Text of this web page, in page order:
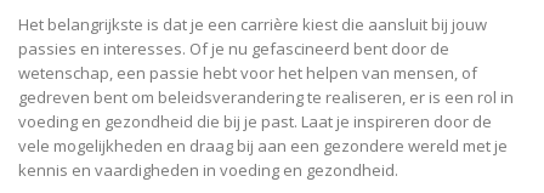
Het belangrijkste is dat je een carrière kiest die aansluit bij jouw
passies en interesses. Of je nu gefascineerd bent door de
wetenschap, een passie hebt voor het helpen van mensen, of
gedreven bent om beleidsverandering te realiseren, er is een rol in
voeding en gezondheid die bij je past. Laat je inspireren door de
vele mogelijkheden en draag bij aan een gezondere wereld met je
kennis en vaardigheden in voeding en gezondheid.